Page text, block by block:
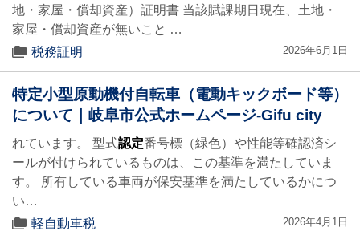
地・家屋・償却資産）証明書 当該賦課期日現在、土地・
家屋・償却資産が無いこと …
税務証明
2026年6月1日
特定小型原動機付自転車（電動キックボード等）
について｜岐阜市公式ホームページ-Gifu city
れています。 型式認定番号標（緑色）や性能等確認済シ
ールが付けられているものは、この基準を満たしていま
す。 所有している車両が保安基準を満たしているかにつ
い…
軽自動車税
2026年4月1日